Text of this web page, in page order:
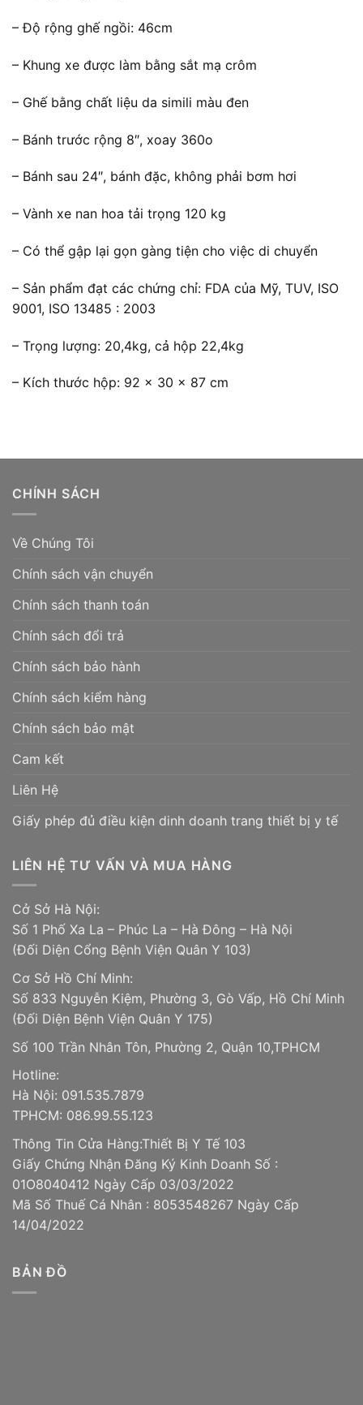
– Độ rộng ghế ngồi: 46cm
– Khung xe được làm bằng sắt mạ crôm
– Ghế bằng chất liệu da simili màu đen
– Bánh trước rộng 8″, xoay 360o
– Bánh sau 24″, bánh đặc, không phải bơm hơi
– Vành xe nan hoa tải trọng 120 kg
– Có thể gập lại gọn gàng tiện cho việc di chuyển
– Sản phẩm đạt các chứng chỉ: FDA của Mỹ, TUV, ISO
9001, ISO 13485 : 2003
– Trọng lượng: 20,4kg, cả hộp 22,4kg
– Kích thước hộp: 92 x 30 x 87 cm
CHÍNH SÁCH
Về Chúng Tôi
Chính sách vận chuyển
Chính sách thanh toán
Chính sách đổi trả
Chính sách bảo hành
Chính sách kiểm hàng
Chính sách bảo mật
Cam kết
Liên Hệ
Giấy phép đủ điều kiện dinh doanh trang thiết bị y tế
LIÊN HỆ TƯ VẤN VÀ MUA HÀNG
Cở Sở Hà Nội:
Số 1 Phố Xa La – Phúc La – Hà Đông – Hà Nội
(Đối Diện Cổng Bệnh Viện Quân Y 103)
Cơ Sở Hồ Chí Minh:
Số 833 Nguyễn Kiệm, Phường 3, Gò Vấp, Hồ Chí Minh
(Đối Diện Bệnh Viện Quân Y 175)
Số 100 Trần Nhân Tôn, Phường 2, Quận 10,TPHCM
Hotline:
Hà Nội: 091.535.7879
TPHCM: 086.99.55.123
Thông Tin Cửa Hàng:Thiết Bị Y Tế 103
Giấy Chứng Nhận Đăng Ký Kinh Doanh Số :
01O8040412 Ngày Cấp 03/03/2022
Mã Số Thuế Cá Nhân : 8053548267 Ngày Cấp
14/04/2022
BẢN ĐỒ